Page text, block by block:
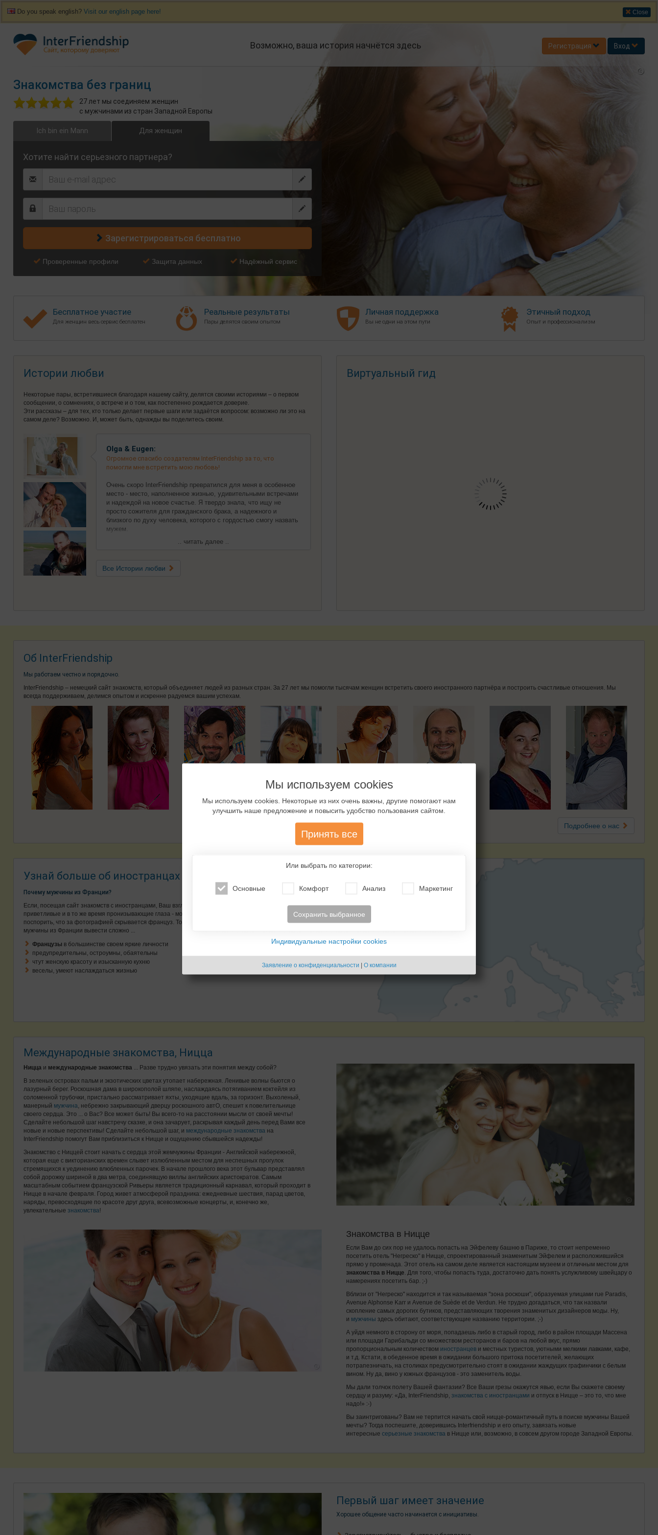
Close
Do you speak english? Visit our english page here!
Знакомства без границ
27 лет мы соединяем женщин
с мужчинами из стран Западной Европы
Ich bin ein Mann Для женщин
Хотите найти серьезного партнера?
Зарегистрироваться бесплатно
Проверенные профили Защита данных Надёжный сервис
Бесплатное участие
Для женщин весь сервис бесплатен
Реальные результаты
Пары делятся своим опытом
Личная поддержка
Вы не одни на этом пути
Этичный подход
Опыт и профессионализм
Истории любви
Некоторые пары, встретившиеся благодаря нашему сайту, делятся своими историями – о первом
сообщении, о сомнениях, о встрече и о том, как постепенно рождается доверие.
Эти рассказы – для тех, кто только делает первые шаги или задаётся вопросом: возможно ли это на
самом деле? Возможно. И, может быть, однажды вы поделитесь своим.
Olga & Eugen:
Огромное спасибо создателям InterFriendship за то, что
помогли мне встретить мою любовь!
Очень скоро InterFriendship превратился для меня в особенное
место - место, наполненное жизнью, удивительными встречами
и надеждой на новое счастье. Я твердо знала, что ищу не
просто сожителя для гражданского брака, а надежного и
близкого по духу человека, которого с гордостью смогу назвать
мужем.
.. читать далее ..
Все Истории любви
Виртуальный гид
Об InterFriendship
Мы работаем честно и порядочно.
InterFriendship – немецкий сайт знакомств, который объединяет людей из разных стран. За 27 лет мы помогли тысячам женщин встретить своего иностранного партнёра и построить счастливые отношения. Мы
всегда поддерживаем, делимся опытом и искренне радуемся вашим успехам.
Подробнее о нас
Узнай больше об иностранцах -
Почему мужчины из Франции?
Если, посещая сайт знакомств с иностранцами, Ваш взгляд приковали
приветливые и в то же время пронизывающие глаза - можно
поспорить, что за фотографией скрывается француз. Точную формулу
мужчины из Франции вывести сложно ...
Французы в большинстве своем яркие личности
предупредительны, остроумны, обаятельны
чтут женскую красоту и изысканную кухню
веселы, умеют наслаждаться жизнью
Франция
Международные знакомства, Ницца
Ницца и международные знакомства ... Разве трудно увязать эти понятия между собой?
В зеленых островах пальм и экзотических цветах утопает набережная. Ленивые волны бьются о
лазурный берег. Роскошная дама в широкополой шляпе, наслаждаясь потягиванием коктейля из
соломенной трубочки, пристально рассматривает яхты, уходящие вдаль, за горизонт. Выхоленый,
манерный мужчина, небрежно закрывающий дверцу роскошного автО, спешит к повелительнице
своего сердца. Это ... о Вас? Все может быть! Вы всего-то на расстоянии мысли от своей мечты!
Сделайте небольшой шаг навстречу сказке, и она зачарует, раскрывая каждый день перед Вами все
новые и новые перспективы! Сделайте небольшой шаг, и международные знакомства на
InterFriendship помогут Вам приблизиться к Ницце и ощущению сбывшейся надежды!
Знакомство с Ниццей стоит начать с сердца этой жемчужины Франции - Английской набережной,
которая еще с викторианских времен слывет излюбленным местом для неспешных прогулок
стремящихся к уединению влюбленных парочек. В начале прошлого века этот бульвар представлял
собой дорожку шириной в два метра, соединявщую виллы английских аристократов. Самым
масштабным событием французской Ривьеры является традиционный карнавал, который проходит в
Ницце в начале февраля. Город живет атмосферой праздника: ежедневные шествия, парад цветов,
наряды, превосходящие по красоте друг друга, всевозможные концерты, и, конечно же,
увлекательные знакомства!
Знакомства в Ницце
Если Вам до сих пор не удалось попасть на Эйфелеву башню в Париже, то стоит непременно
посетить отель "Негреско" в Ницце, спроектированный знаменитым Эйфелем и расположившийся
прямо у променада. Этот отель на самом деле является настоящим музеем и отличным местом для
знакомства в Ницце. Для того, чтобы попасть туда, достаточно дать понять услужливому швейцару о
намерениях посетить бар. ;-)
Вблизи от "Негреско" находится и так называемая "зона роскоши", образуемая улицами rue Paradis,
Avenue Alphonse Karr и Avenue de Suède et de Verdun. Не трудно догадаться, что так назвали
скопление самых дорогих бутиков, представляющих творения знаменитых дизайнеров моды. Ну,
и мужчины здесь обитают, соответствующие названию территории. ;-)
А уйдя немного в сторону от моря, попадаешь либо в старый город, либо в район площади Массена
или площади Гарибальди со множеством ресторанов и баров на любой вкус, прямо
пропорциональным количеством иностранцев и местных туристов, уютными мелкими лавками, кафе,
и т.д. Кстати, в обеденное время в ожидании большого притока посетителей, желающих
потрапезничать, на столиках предусмотрительно стоят в ожидании жаждущих графинчики с белым
вином. Ну да, вино у южных французов - это заменитель воды.
Мы дали толчок полету Вашей фантазии? Все Ваши грезы окажутся явью, если Вы скажете своему
сердцу и разуму: «Да, InterFriendship, знакомства с иностранцами и отпуск в Ницце – это то, что мне
надо!» :-)
Вы заинтригованы? Вам не терпится начать свой ницце-романтичный путь в поиске мужчины Вашей
мечты? Тогда поспешите, доверившись Interfriendship и его опыту, завязать новые
интересные серьезные знакомства в Ницце или, возможно, в совсем другом городе Западной Европы.
Первый шаг имеет значение
Хорошее общение часто начинается с инициативы.
Возможно, ваша история начнётся здесь Регистрация Вход
Мы используем cookies
Мы используем cookies. Некоторые из них очень важны, другие помогают нам
улучшить наше предложение и повысить удобство пользования сайтом.
Принять все
Или выбрать по категории:
Основные Комфорт Анализ Маркетинг
Сохранить выбранное
Индивидуальные настройки cookies
Заявление о конфиденциальности | О компании